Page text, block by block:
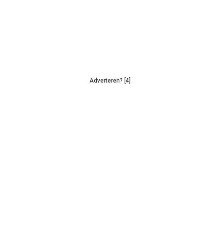
Adverteren? [4]